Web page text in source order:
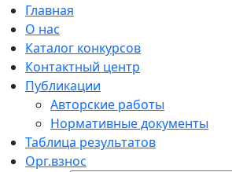
Главная
О нас
Каталог конкурсов
Контактный центр
Публикации
Авторские работы
Нормативные документы
Таблица результатов
Орг.взнос